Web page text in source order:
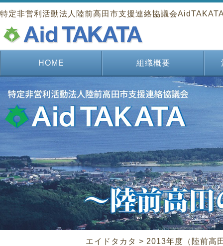
特定非営利活動法人陸前高田市支援連絡協議会
HOME 組織概要
エイドタカタ > 2013年度（陸前高